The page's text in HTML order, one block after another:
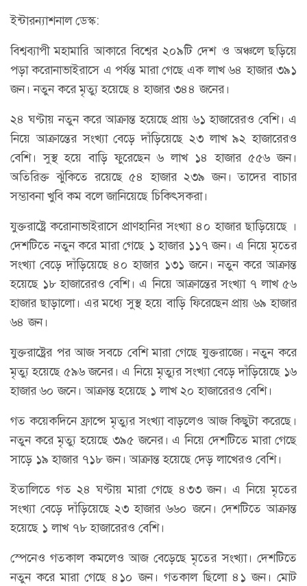
ইন্টারন্যাশনাল ডেস্ক:
বিশ্বব্যাপী মহামারি আকারে বিশ্বের ২০৯টি দেশ ও অঞ্চলে ছড়িয়ে
পড়া করোনাভাইরাসে এ পর্যন্ত মারা গেছে এক লাখ ৬৪ হাজার ৩৯১
জন। নতুন করে মৃত্যু হয়েছে ৪ হাজার ৩৪৪ জনের।
২৪ ঘণ্টায় নতুন করে আক্রান্ত হয়েছে প্রায় ৬১ হাজারেরও বেশি। এ
নিয়ে আক্রান্তের সংখ্যা বেড়ে দাঁড়িয়েছে ২৩ লাখ ৯২ হাজারেরও
বেশি। সুস্থ হয়ে বাড়ি ফুরেছেন ৬ লাখ ১৪ হাজার ৫৫৬ জন।
অতিরিক্ত ঝুঁকিতে রয়েছে ৫৪ হাজার ২৩৯ জন। তাদের বাচার
সম্ভাবনা খুবি কম বলে জানিয়েছে চিকিৎসকরা।
যুক্তরাষ্ট্রে করোনাভাইরাসে প্রাণহানির সংখ্যা ৪০ হাজার ছাড়িয়েছে ।
দেশটিতে নতুন করে মারা গেছে ১ হাজার ১১৭ জন। এ নিয়ে মৃতের
সংখ্যা বেড়ে দাঁড়িয়েছে ৪০ হাজার ১৩১ জনে। নতুন করে আক্রান্ত
হয়েছে ১৮ হাজারেরও বেশি। এ নিয়ে আক্রান্তের সংখ্যা ৭ লাখ ৫৬
হাজার ছাড়ালো। এর মধ্যে সুস্থ হয়ে বাড়ি ফিরেছেন প্রায় ৬৯ হাজার
৬৪ জন।
যুক্তরাষ্ট্রের পর আজ সবচে বেশি মারা গেছে যুক্তরাজ্যে। নতুন করে
মৃত্যু হয়েছে ৫৯৬ জনের। এ নিয়ে মৃত্যুর সংখ্যা বেড়ে দাঁড়িয়েছে ১৬
হাজার ৬০ জনে। আক্রান্ত হয়েছে ১ লাখ ২০ হাজারেরও বেশি।
গত কয়েকদিনে ফ্রান্সে মৃত্যুর সংখ্যা বাড়লেও আজ কিছুটা করেছে।
নতুন করে মৃত্যু হয়েছে ৩৯৫ জনের। এ নিয়ে দেশটিতে মারা গেছে
সাড়ে ১৯ হাজার ৭১৮ জন। আক্রান্ত হয়েছে দেড় লাখেরও বেশি।
ইতালিতে গত ২৪ ঘণ্টায় মারা গেছে ৪৩৩ জন। এ নিয়ে মৃতের
সংখ্যা বেড়ে দাঁড়িয়েছে ২৩ হাজার ৬৬০‌ জনে। দেশটিতে আক্রান্ত
হয়েছে ১ লাখ ৭৮ হাজারেরও বেশি।
স্পেনেও গতকাল কমলেও আজ বেড়েছে মৃতের সংখ্যা। দেশটিতে
নতুন করে মারা গেছে ৪১০ জন। গতকাল ছিলো ৪১ জন। মোট